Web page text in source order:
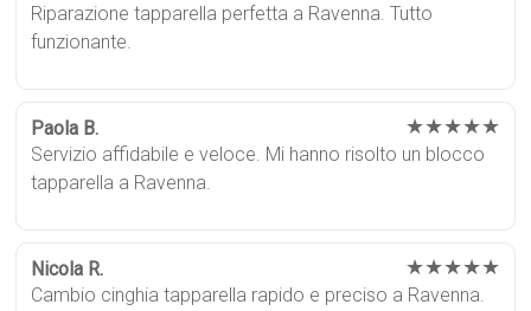
Riparazione tapparella perfetta a Ravenna. Tutto
funzionante.
Paola B. ★★★★★
Servizio affidabile e veloce. Mi hanno risolto un blocco
tapparella a Ravenna.
Nicola R. ★★★★★
Cambio cinghia tapparella rapido e preciso a Ravenna.